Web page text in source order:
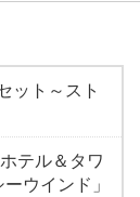
ット～スト
テル＆タワ
ウインド」